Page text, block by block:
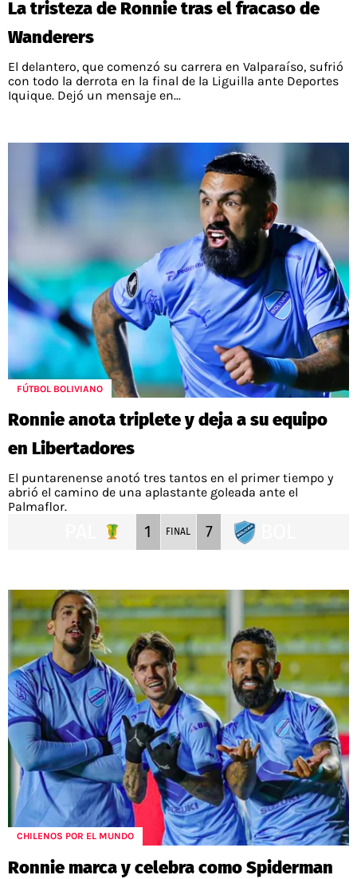
PALESTINO
UNION ESPAÑOLA
CAMPEONATO NACIONAL
GUÍAS
PRONÓSTICOS
COPA LIBERTADORES
COPA SUDAMERICANA
CHAMPIONS LEAGUE
EUROPA LEAGUE
LA LIGA
CHILENOS POR EL MUNDO
ALEXIS SANCHEZ
DARIO OSORIO
DAMIAN PIZARRO
MERCADO DE FICHAJES
TENIS
ELIMINATORIAS CONMEBOL
FEMENINO
QUIENES SOMOS
STAFF
TÉRMINOS Y CONDICIONES
POLÍTICAS DE PRIVACIDAD
POLÍTICA EDITORIAL
PUBLICIDAD / ADS
CONTACTO
AD CHOICES
ENTREVISTAS
SELECCIÓN CHILENA
COLO COLO
UNIVERSIDAD DE CHILE
UNIVERSIDAD CATÓLICA
CAMPEONATO NACIONAL
RESULTADOS
TABLA DE POSICIONES
APUESTAS
Términos y Condiciones
Políticas de Privacidad
RedGol, al igual que Futbol Sites, es una
compañía perteneciente a Better Collective.
Todos los derechos reservados
La tristeza de Ronnie tras el fracaso de
Wanderers
El delantero, que comenzó su carrera en Valparaíso, sufrió
con todo la derrota en la final de la Liguilla ante Deportes
Iquique. Dejó un mensaje en...
FÚTBOL BOLIVIANO
Ronnie anota triplete y deja a su equipo
en Libertadores
El puntarenense anotó tres tantos en el primer tiempo y
abrió el camino de una aplastante goleada ante el
Palmaflor.
1 FINAL 7
CHILENOS POR EL MUNDO
Ronnie marca y celebra como Spiderman